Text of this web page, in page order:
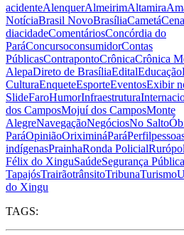
acidenteAlenquerAlmeirimAltamira
NotíciaBrasil NovoBrasíliaCametá
diacidadeComentáriosConcórdia do
ParáConcursoconsumidorContas
PúblicasContrapontoCrônicaCrônica
AlepaDireto de BrasíliaEditalEducação
CulturaEnqueteEsporteEventosExibir
SlideFaroHumorInfraestrutura
dos CamposMojuí dos CamposMonte
AlegreNavegaçãoNegóciosNo Salto
ParáOpiniãoOriximináParáPerfil
indígenasPrainhaRonda Policial
Félix do XinguSaúdeSegurança Pública
TapajósTrairãotrânsitoTribunaTurismo
do Xingu
TAGS: